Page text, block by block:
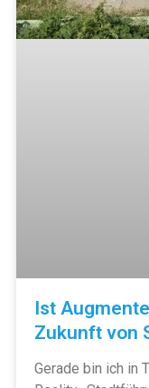
Ist
Zukunft von
Gerade bin ich in